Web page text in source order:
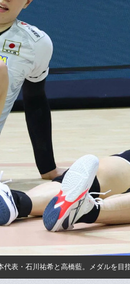
表・石川祐希と高橋藍。メダルを目